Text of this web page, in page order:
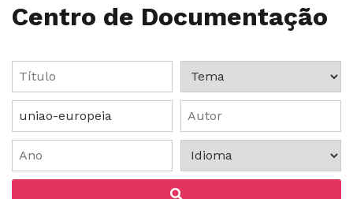
Centro de Documentação